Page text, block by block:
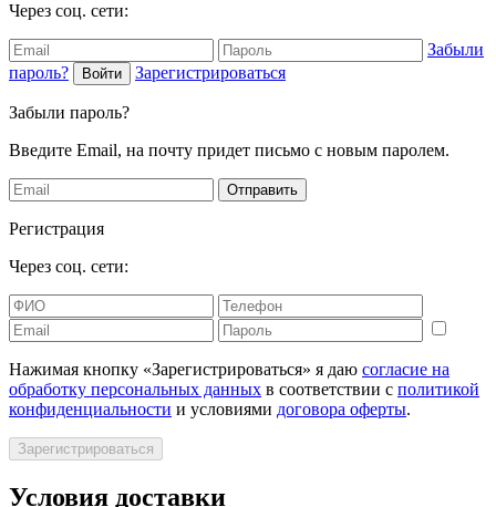
Через соц. сети:
Забыли
пароль?
Войти Зарегистрироваться
Забыли пароль?
Введите Email, на почту придет письмо с новым паролем.
Отправить
Регистрация
Через соц. сети:
Нажимая кнопку «Зарегистрироваться» я даю согласие на
обработку персональных данных в соответствии с политикой
конфиденциальности и условиями договора оферты.
Зарегистрироваться
Условия доставки